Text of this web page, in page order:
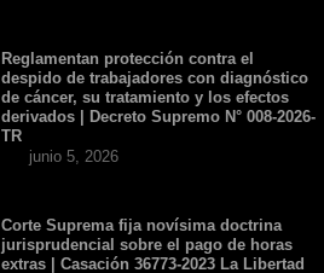
Reglamentan protección contra el
despido de trabajadores con diagnóstico
de cáncer, su tratamiento y los efectos
derivados | Decreto Supremo N° 008-2026-
TR
junio 5, 2026
Corte Suprema fija novísima doctrina
jurisprudencial sobre el pago de horas
extras | Casación 36773-2023 La Libertad